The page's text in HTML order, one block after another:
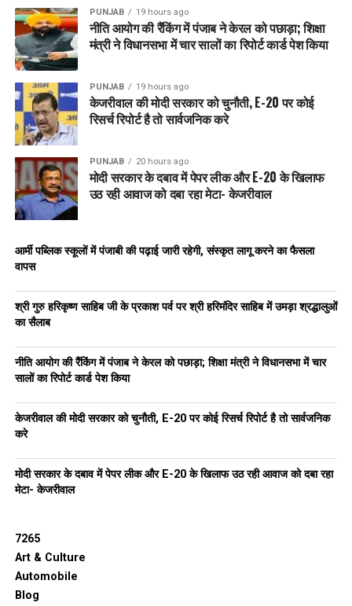
PUNJAB 19 hours ago
नीति आयोग की रैंकिंग में पंजाब ने केरल को पछाड़ा; शिक्षा
मंत्री ने विधानसभा में चार सालों का रिपोर्ट कार्ड पेश किया
PUNJAB 19 hours ago
केजरीवाल की मोदी सरकार को चुनौती, E-20 पर कोई
रिसर्च रिपोर्ट है तो सार्वजनिक करे
PUNJAB 20 hours ago
मोदी सरकार के दबाव में पेपर लीक और E-20 के खिलाफ
उठ रही आवाज को दबा रहा मेटा- केजरीवाल
आर्मी पब्लिक स्कूलों में पंजाबी की पढ़ाई जारी रहेगी, संस्कृत लागू करने का फैसला
वापस
श्री गुरु हरिकृष्ण साहिब जी के प्रकाश पर्व पर श्री हरिमंदिर साहिब में उमड़ा श्रद्धालुओं
का सैलाब
नीति आयोग की रैंकिंग में पंजाब ने केरल को पछाड़ा; शिक्षा मंत्री ने विधानसभा में चार
सालों का रिपोर्ट कार्ड पेश किया
केजरीवाल की मोदी सरकार को चुनौती, E-20 पर कोई रिसर्च रिपोर्ट है तो सार्वजनिक
करे
मोदी सरकार के दबाव में पेपर लीक और E-20 के खिलाफ उठ रही आवाज को दबा रहा
मेटा- केजरीवाल
7265
Art & Culture
Automobile
Blog